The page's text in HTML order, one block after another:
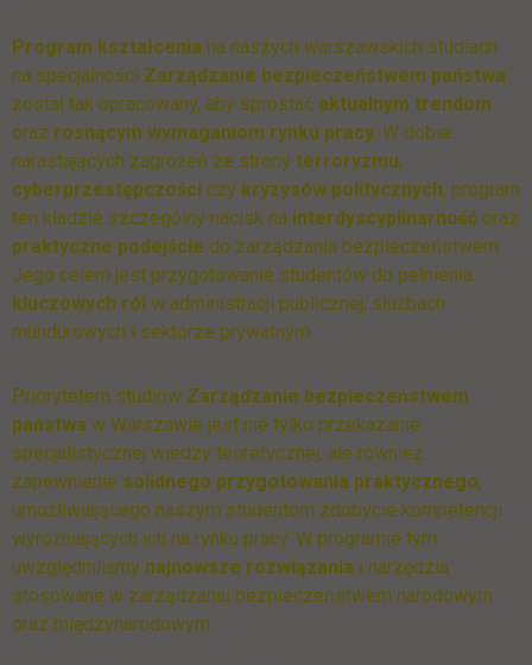
Program kształcenia na naszych warszawskich studiach
na specjalności Zarządzanie bezpieczeństwem państwa
został tak opracowany, aby sprostać aktualnym trendom
oraz rosnącym wymaganiom rynku pracy. W dobie
narastających zagrożeń ze strony terroryzmu,
cyberprzestępczości czy kryzysów politycznych, program
ten kładzie szczególny nacisk na interdyscyplinarność oraz
praktyczne podejście do zarządzania bezpieczeństwem.
Jego celem jest przygotowanie studentów do pełnienia
kluczowych ról w administracji publicznej, służbach
mundurowych i sektorze prywatnym.
Priorytetem studiów Zarządzanie bezpieczeństwem
państwa w Warszawie jest nie tylko przekazanie
specjalistycznej wiedzy teoretycznej, ale również
zapewnienie solidnego przygotowania praktycznego,
umożliwiającego naszym studentom zdobycie kompetencji
wyróżniających ich na rynku pracy. W programie tym
uwzględniliśmy najnowsze rozwiązania i narzędzia
stosowane w zarządzaniu bezpieczeństwem narodowym
oraz międzynarodowym.